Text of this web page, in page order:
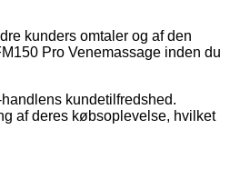
kunders omtaler og af den
Pro Venemassage inden du
kundetilfredshed.
af deres købsoplevelse, hvilket